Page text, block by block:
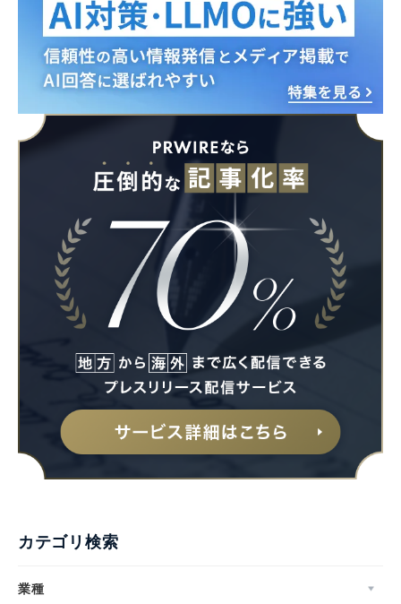
カテゴリ検索
業種